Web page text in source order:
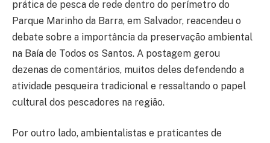
prática de pesca de rede dentro do perímetro do
Parque Marinho da Barra, em Salvador, reacendeu o
debate sobre a importância da preservação ambiental
na Baía de Todos os Santos. A postagem gerou
dezenas de comentários, muitos deles defendendo a
atividade pesqueira tradicional e ressaltando o papel
cultural dos pescadores na região.
Por outro lado, ambientalistas e praticantes de